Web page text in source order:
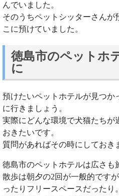
んでいました。
そのうちペットシッターさんが
こに預けていました。
徳島市のペットホ
に
預けたいペットホテルが見つか
に行きましょう。
実際にどんな環境で犬猫たちが
おきたいです。
質問があればその時にしておき
徳島市のペットホテルは広さも
散歩は朝夕の2回が一般的です
ったりフリースペースだったり。